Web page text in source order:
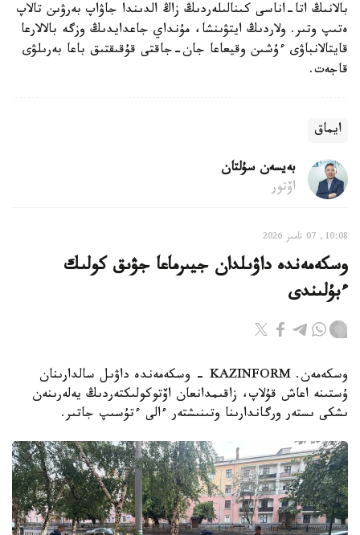
بالانىڭ اتا-اناسى كىنالىلەردىڭ زاڭ الدىندا جاۋاپ بەرۋىن تالاپ
ەتىپ وتىر. ولاردىڭ ايتۋىنشا، مۇنداي جاعدايدىڭ وزگە بالالارعا
قايتالانباۋى ءۇشىن وقيعاعا جان-جاقتى قۇقىقتىق باعا بەرىلۋى
قاجەت.
ايماق
بەيسەن سۇلتان
اۆتور
10:08, 07 تامىز 2026
وسكەمەندە داۋىلدان جيىرماعا جۋىق كولىك
ءبۇلىندى
وسكەمەن. KAZINFORM - وسكەمەندە داۋىل سالدارىنان
ۇستىنە اعاش قۇلاپ، زاقىمدانعان اۆتوكولىكتەردىڭ يەلەرىنەن
ىشكى ىستەر ورگاندارىنا وتىنىشتەر ءالى ءتۇسىپ جاتىر.